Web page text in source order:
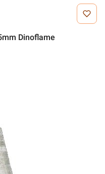
Dinoflame